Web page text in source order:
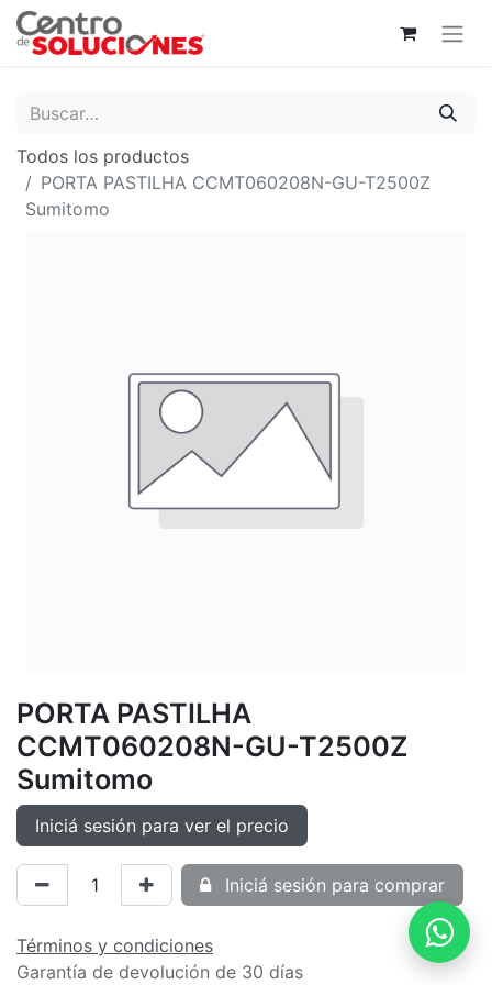
Todos los productos
PORTA PASTILHA CCMT060208N-GU-T2500Z
Sumitomo
PORTA PASTILHA
CCMT060208N-GU-T2500Z
Sumitomo
Iniciá sesión para ver el precio
Iniciá sesión para comprar
Términos y condiciones
Garantía de devolución de 30 días